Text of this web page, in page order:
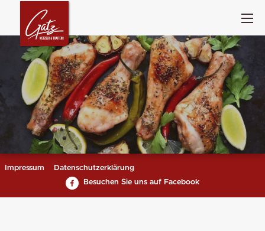
Impressum
Datenschutzerklärung
Besuchen Sie uns auf Facebook